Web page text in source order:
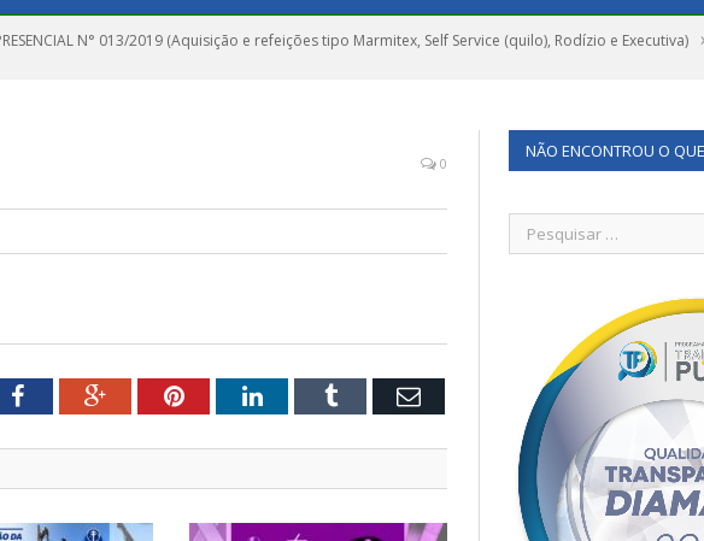
N° 013/2019 (Aquisição e refeições tipo Marmitex, Self Service (quilo), Rodízio e Executiva)
0
FacebookGoogle+PinterestLinkedInTumblr Email
NÃO ENCONTROU O